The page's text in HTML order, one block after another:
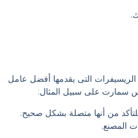
التى يقدمها أفضل عامل
سمارت على سبيل المثال:
من أنها متصلة بشكل صحيح.
المصنع.